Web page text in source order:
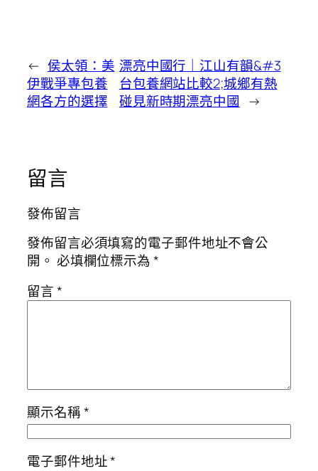
← 侯太領：美
伊戰爭專包養
網各方的選擇
漂亮中國行｜江山有韻&#3
台包養網站比較2;城鄉有熱
碰見新時期漂亮中國 →
留言
發佈留言
發佈留言必須填寫的電子郵件地址不會公
開。 必填欄位標示為*
留言*
顯示名稱*
電子郵件地址*